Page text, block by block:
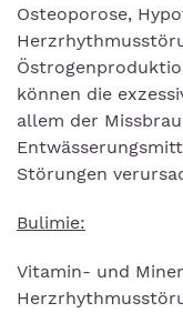
Osteoporose,
können die
allem der
Störungen
Bulimie:
Vitamin- und